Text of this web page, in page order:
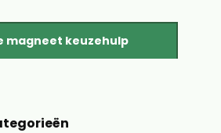
magneet keuzehulp